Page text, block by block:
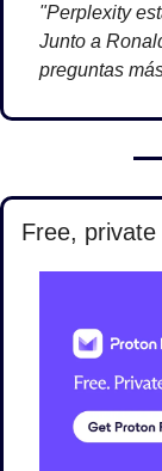
"Perplexity
Junto a
preguntas
Free,